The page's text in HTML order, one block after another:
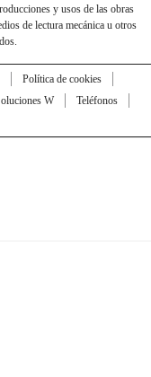
y usos de las obras
de lectura mecánica u otros
Política de cookies
W
Teléfonos